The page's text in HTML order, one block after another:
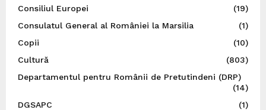
Consiliul Europei
(19)
Consulatul General al României la Marsilia
(1)
Copii
(10)
Cultură
(803)
Departamentul pentru Românii de Pretutindeni (DRP)
(14)
DGSAPC
(1)